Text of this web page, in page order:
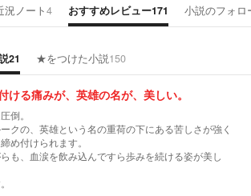
況ノート4 おすすめレビュー171 小説のフォロ
21 ★をつけた小説150
ける痛みが、英雄の名が、美しい。
倒。
クの、英雄という名の重荷の下にある苦しさが強く
め付けられます。
も、血涙を飲み込んですら歩みを続ける姿が美し